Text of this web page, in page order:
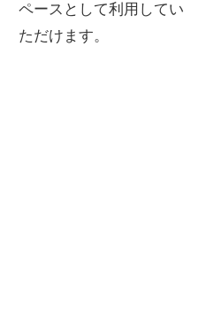
ペースとして利用してい
ただけます。